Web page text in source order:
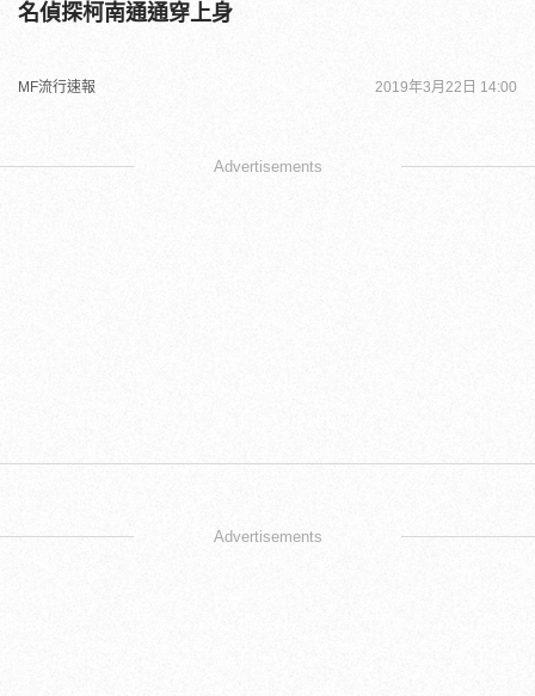
名偵探柯南通通穿上身
MF流行速報 2019年3月22日 14:00
Advertisements
Advertisements